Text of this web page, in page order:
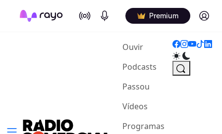
On Air Podcasts Premium Log in
Ouvir(current)
Podcasts
Passou
Vídeos
Programas